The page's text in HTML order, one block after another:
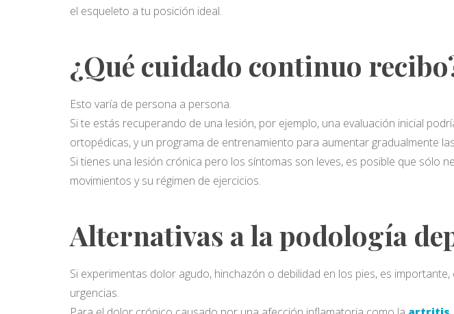
el esqueleto a tu posición ideal.
¿Qué cuidado continuo
Esto varía de persona a persona.
Si te estás recuperando de una lesión, por ejemplo, una evaluación inicial
ortopédicas, y un programa de entrenamiento para aumentar gradualmente
Si tienes una lesión crónica pero los síntomas son leves, es posible que
movimientos y su régimen de ejercicios.
Alternativas a la podología
Si experimentas dolor agudo, hinchazón o debilidad en los pies, es
urgencias.